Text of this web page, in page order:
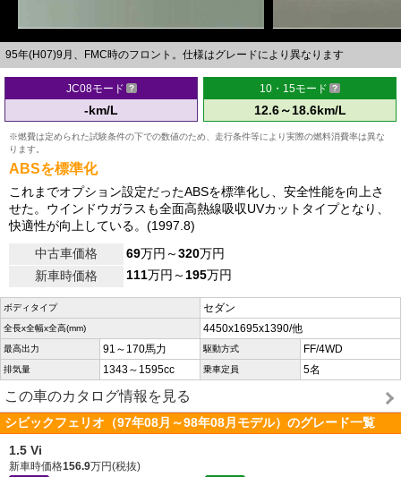
95年(H07)9月、FMC時のフロント。仕様はグレードにより異なります
JC08モード
-km/L
10・15モード
12.6～18.6km/L
※燃費は定められた試験条件の下での数値のため、走行条件等により実際の燃料消費率は異な
ります。
ABSを標準化
これまでオプション設定だったABSを標準化し、安全性能を向上さ
せた。ウインドウガラスも全面高熱線吸収UVカットタイプとなり、
快適性が向上している。(1997.8)
中古車価格
69万円～320万円
新車時価格
111万円～195万円
ボディタイプ セダン
全長x全幅x全高(mm) 4450x1695x1390/他
最高出力 91～170馬力 駆動方式 FF/4WD
排気量 1343～1595cc 乗車定員 5名
この車のカタログ情報を見る
シビックフェリオ（97年08月～98年08月モデル）のグレード一覧
1.5 Vi
新車時価格156.9万円(税抜)